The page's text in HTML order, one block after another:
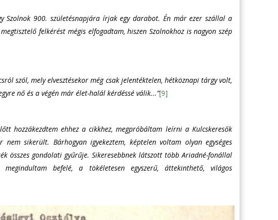
Szolnok 900. születésnapjára írjak egy darabot. Én már ezer szállal a
felkérést mégis elfogadtam, hiszen Szolnokhoz is nagyon szép
szól, mely elvesztésekor még csak jelentéktelen, hétköznapi tárgy volt,
nő és a végén már élet-halál kérdéssé válik...”[9]
hozzákezdtem ehhez a cikkhez, megpróbáltam leírni a Kulcskeresők
nem sikerült. Bárhogyan igyekeztem, képtelen voltam olyan egységes
összes gondolati gyűrűje. Sikeresebbnek látszott több Ariadné-fonállal
megindultam befelé, a tökéletesen egyszerű, áttekinthető, világos